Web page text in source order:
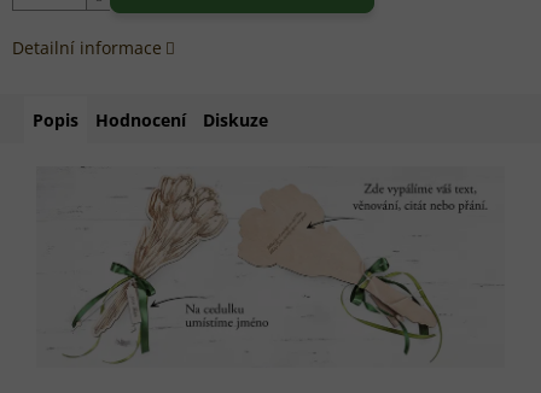
Detailní informace
Popis Hodnocení Diskuze